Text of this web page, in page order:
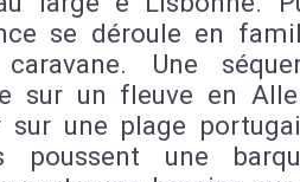
se déroule en
Une
sur un fleuve en
sur une plage
poussent une